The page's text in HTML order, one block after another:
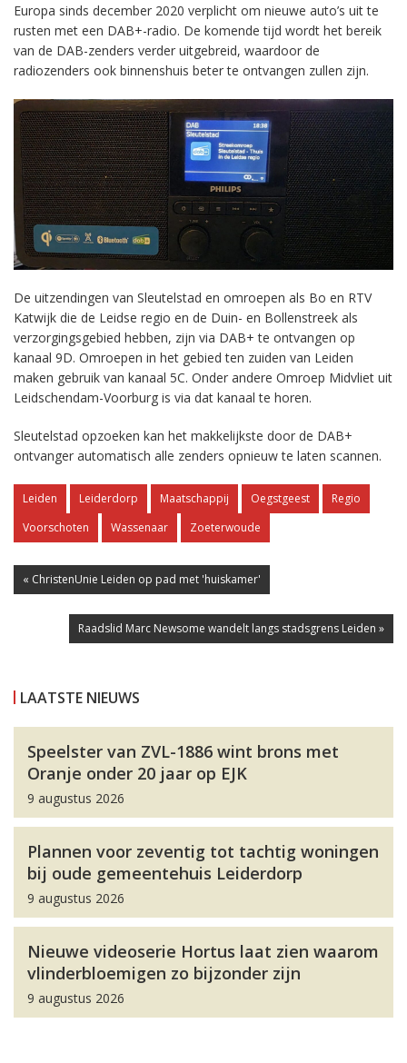
Europa sinds december 2020 verplicht om nieuwe auto’s uit te
rusten met een DAB+-radio. De komende tijd wordt het bereik
van de DAB-zenders verder uitgebreid, waardoor de
radiozenders ook binnenshuis beter te ontvangen zullen zijn.
De uitzendingen van Sleutelstad en omroepen als Bo en RTV
Katwijk die de Leidse regio en de Duin- en Bollenstreek als
verzorgingsgebied hebben, zijn via DAB+ te ontvangen op
kanaal 9D. Omroepen in het gebied ten zuiden van Leiden
maken gebruik van kanaal 5C. Onder andere Omroep Midvliet uit
Leidschendam-Voorburg is via dat kanaal te horen.
Sleutelstad opzoeken kan het makkelijkste door de DAB+
ontvanger automatisch alle zenders opnieuw te laten scannen.
Leiden Leiderdorp Maatschappij Oegstgeest
Regio
Voorschoten
Wassenaar Zoeterwoude
« ChristenUnie Leiden op pad met 'huiskamer'
Raadslid Marc Newsome wandelt langs stadsgrens Leiden »
LAATSTE NIEUWS
Speelster van ZVL-1886 wint brons met
Oranje onder 20 jaar op EJK
9 augustus 2026
Plannen voor zeventig tot tachtig woningen
bij oude gemeentehuis Leiderdorp
9 augustus 2026
Nieuwe videoserie Hortus laat zien waarom
vlinderbloemigen zo bijzonder zijn
9 augustus 2026